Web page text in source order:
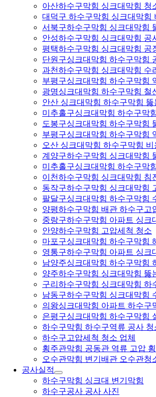
아산하수구막힘 싱크대막힘 청
대덕구 하수구막힘 싱크대막힘
서북구하수구막힘 싱크대막힘
안성하수구막힘 싱크대막힘 공
평택하수구막힘 싱크대막힘 공
단원구싱크대막힘 하수구막힘
과천하수구막힘 싱크대막힘 수
부평구싱크대막힘 하수구막힘
광명싱크대막힘 하수구막힘 철
안산 싱크대막힘 하수구막힘 뚫
미추홀구싱크대막힘 하수구막
도봉구싱크대막힘 하수구막힘
부평구싱크대막힘 하수구막힘
오산 싱크대막힘 하수구막힘 비
계양구하수구막힘 싱크대막힘
미추홀구싱크대막힘 하수구막
이천하수구막힘 싱크대막힘 침
동작구하수구막힘 싱크대막힘
팔달구싱크대막힘 하수구막힘
양평하수구막힘 배관 하수구고
중랑구하수구막힘 아파트 싱크
안양하수구막힘 고압세척 청소
마포구싱크대막힘 하수구막힘
영통구하수구막힘 아파트 싱크
남양주싱크대막힘 하수구막힘
양주하수구막힘 싱크대막힘 뚫
구리하수구막힘 싱크대막힘 하
남동구하수구막힘 싱크대막힘
의왕싱크대막힘 아파트 하수구
은평구싱크대막힘 하수구막힘
하수구막힘 하수구역류 공사 청
하수구고압세척 청소 업체
횡주관막힘 공동관 역류 고압
오수관막힘 변기배관 오수관청
공사실적
하수구막힘 싱크대 변기막힘
하수구공사 공사 사진